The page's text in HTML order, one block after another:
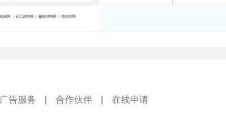
广告服务 | 合作伙伴 | 在线申请